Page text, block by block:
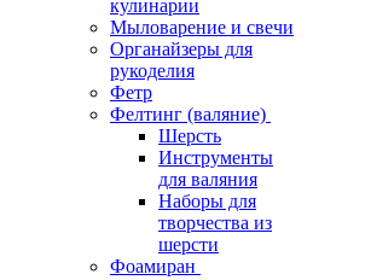
кулинарии
Мыловарение и свечи
Органайзеры для
рукоделия
Фетр
Фелтинг (валяние)
Шерсть
Инструменты
для валяния
Наборы для
творчества из
шерсти
Фоамиран